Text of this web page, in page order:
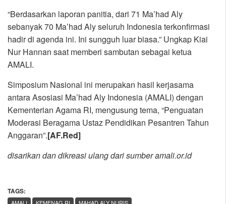
“Berdasarkan laporan panitia, dari 71 Ma’had Aly
sebanyak 70 Ma’had Aly seluruh Indonesia terkonfirmasi
hadir di agenda ini. Ini sungguh luar biasa.” Ungkap Kiai
Nur Hannan saat memberi sambutan sebagai ketua
AMALI.
Simposium Nasional ini merupakan hasil kerjasama
antara Asosiasi Ma’had Aly Indonesia (AMALI) dengan
Kementerian Agama RI, mengusung tema, “Penguatan
Moderasi Beragama Ustaz Pendidikan Pesantren Tahun
Anggaran”.[AF.Red]
disarikan dan dikreasi ulang dari sumber amali.or.id
TAGS:
AMALI KEMENAG RI MAHAD ALY NURIS